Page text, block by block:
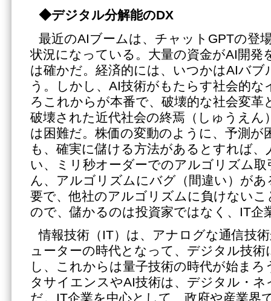
◆デジタル分解能のDX
最近のAIブームは、チャットGPTの登
状況になっている。大量の資金がAI開発
は確かだ。経済的には、いつかはAIバブ
う。しかし、AI技術がもたらす社会的
ろこれからが本番で、破壊的な社会変革
破壊された近代社会の終焉（しゅうえん
は困難だ。株価の変動のように、予測が
も、確実に儲ける方法があるとすれば、
い、ミリ秒オーダーでのアルゴリズム
ん、アルゴリズムにバグ（間違い）があ
要で、他社のアルゴリズムに負けない
ので、儲かるのは投資家ではなく、IT企
情報技術（IT）は、アナログな通信技
ューターの時代となって、デジタル技術
し、これからは量子技術の時代が始ま
タサイエンスやAI技術は、デジタル・